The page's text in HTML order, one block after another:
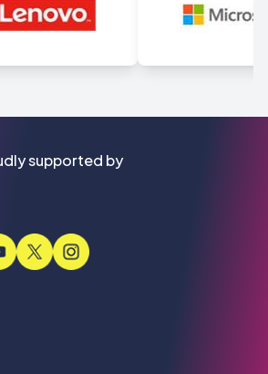
supported by